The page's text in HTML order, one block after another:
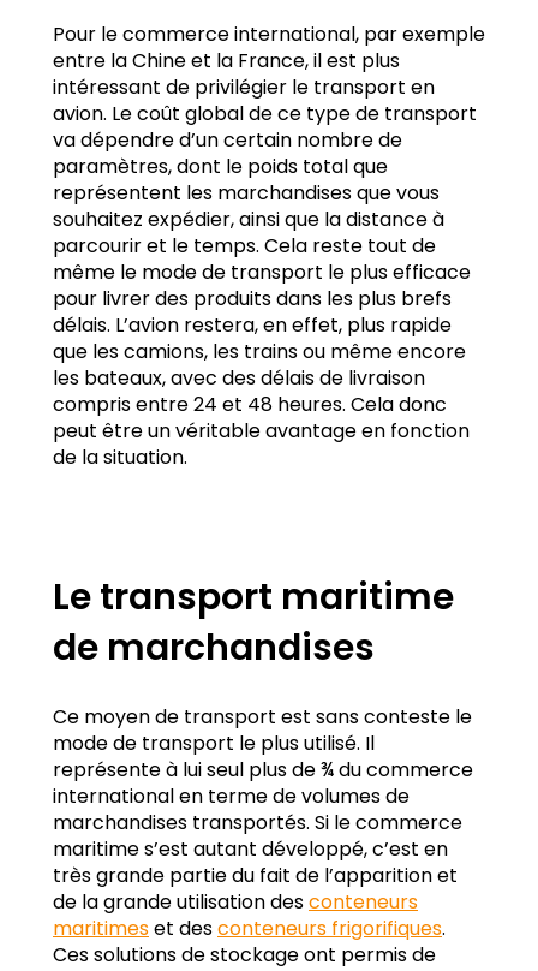
Pour le commerce international, par exemple
entre la Chine et la France, il est plus
intéressant de privilégier le transport en
avion. Le coût global de ce type de transport
va dépendre d’un certain nombre de
paramètres, dont le poids total que
représentent les marchandises que vous
souhaitez expédier, ainsi que la distance à
parcourir et le temps. Cela reste tout de
même le mode de transport le plus efficace
pour livrer des produits dans les plus brefs
délais. L’avion restera, en effet, plus rapide
que les camions, les trains ou même encore
les bateaux, avec des délais de livraison
compris entre 24 et 48 heures. Cela donc
peut être un véritable avantage en fonction
de la situation.
Le transport maritime
de marchandises
Ce moyen de transport est sans conteste le
mode de transport le plus utilisé. Il
représente à lui seul plus de ¾ du commerce
international en terme de volumes de
marchandises transportés. Si le commerce
maritime s’est autant développé, c’est en
très grande partie du fait de l’apparition et
de la grande utilisation desconteneurs
maritimeset desconteneurs frigorifiques.
Ces solutions de stockage ont permis de